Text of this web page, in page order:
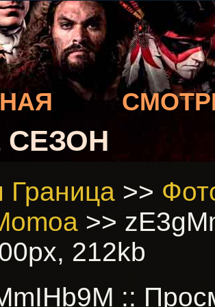
СЕЗОН
Граница >>
>>
212kb
::